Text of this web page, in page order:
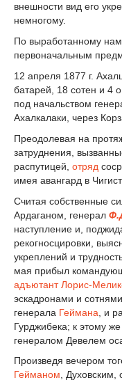
внешности вид его
немногому.
По выработанному
первоначальным
12 апреля 1877 г.
батарей, 18 сотен и 4
под начальством
Ахалкалаки, через
Преодолевая на
затруднения,
распутицей, отряд
имея авангард в
Считая собственные
Ардаганом, генерал
наступление и,
рекогносцировки,
укреплений и
мая прибыл
адъютант Лорис-
эскадронами и
генерала Геймана , и
Гурджибека; к этому
генералом Девелем
Произведя вечером
Гейманом, Духовским,